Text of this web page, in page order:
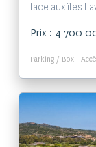
face aux îles
Prix : 4 700
Parking / Box